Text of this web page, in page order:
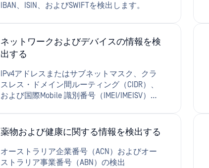
IBAN、ISIN、およびSWIFTを検出します。
ネットワークおよびデバイスの情報を検
出する
IPv4アドレスまたはサブネットマスク、クラ
スレス・ドメイン間ルーティング（CIDR）、
および国際Mobile 識別番号（IMEI/IMEISV）を
薬物および健康に関する情報を検出する
オーストラリア企業番号（ACN）およびオー
ストラリア事業番号（ABN）の検出